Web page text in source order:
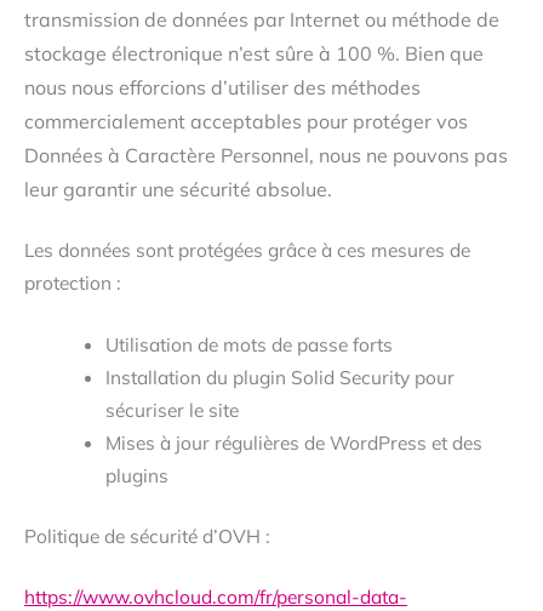
transmission de données par Internet ou méthode de
stockage électronique n’est sûre à 100 %. Bien que
nous nous efforcions d’utiliser des méthodes
commercialement acceptables pour protéger vos
Données à Caractère Personnel, nous ne pouvons pas
leur garantir une sécurité absolue.
Les données sont protégées grâce à ces mesures de
protection :
Utilisation de mots de passe forts
Installation du plugin Solid Security pour
sécuriser le site
Mises à jour régulières de WordPress et des
plugins
Politique de sécurité d’OVH :
https://www.ovhcloud.com/fr/personal-data-